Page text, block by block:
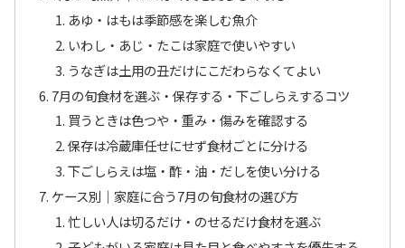
あゆ・はもは季節感を楽しむ魚介
いわし・あじ・たこは家庭で使いやすい
うなぎは土用の丑だけにこだわらなくてよい
7月の旬食材を選ぶ・保存する・下ごしらえするコツ
買うときは色つや・重み・傷みを確認する
保存は冷蔵庫任せにせず食材ごとに分ける
下ごしらえは塩・酢・油・だしを使い分ける
ケース別｜家庭に合う7月の旬食材の選び方
忙しい人は切るだけ・のせるだけ食材を選ぶ